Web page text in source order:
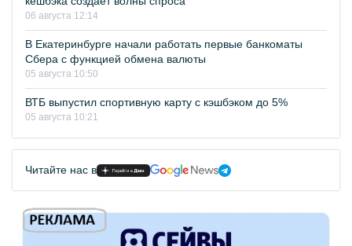
06 августа 12:14
В Екатеринбурге начали работать первые банкоматы
Сбера с функцией обмена валюты
05 августа 10:50
ВТБ выпустил спортивную карту с кэшбэком до 5%
05 августа 10:21
Читайте нас в